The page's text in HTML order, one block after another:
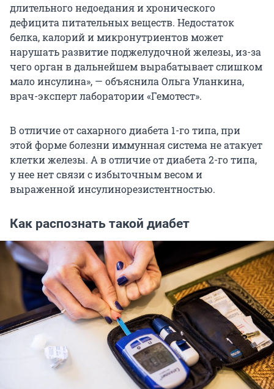
длительного недоедания и хронического
дефицита питательных веществ. Недостаток
белка, калорий и микронутриентов может
нарушать развитие поджелудочной железы, из-за
чего орган в дальнейшем вырабатывает слишком
мало инсулина», — объяснила Ольга Уланкина,
врач-эксперт лаборатории «Гемотест».
В отличие от сахарного диабета 1-го типа, при
этой форме болезни иммунная система не атакует
клетки железы. А в отличие от диабета 2-го типа,
у нее нет связи с избыточным весом и
выраженной инсулинорезистентностью.
Как распознать такой диабет